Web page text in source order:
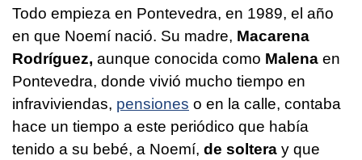
Todo empieza en Pontevedra, en 1989, el año
en que Noemí nació. Su madre, Macarena
Rodríguez, aunque conocida como Malena en
Pontevedra, donde vivió mucho tiempo en
infraviviendas, pensiones o en la calle, contaba
hace un tiempo a este periódico que había
tenido a su bebé, a Noemí, de soltera y que